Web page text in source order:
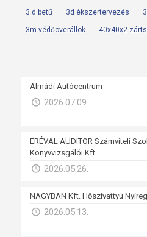
3 d betű 3d ékszertervezés
3m védőoverállok 40x40x2
Almádi Autócentrum
2026.07.09.
ERÉVAL AUDITOR Számviteli
Könyvvizsgálói Kft.
2026.05.26.
NAGYBAN Kft. Hőszivattyú
2026.05.13.